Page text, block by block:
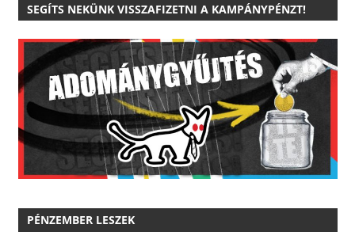
SEGÍTS NEKÜNK VISSZAFIZETNI A KAMPÁNYPÉNZT!
PÉNZEMBER LESZEK